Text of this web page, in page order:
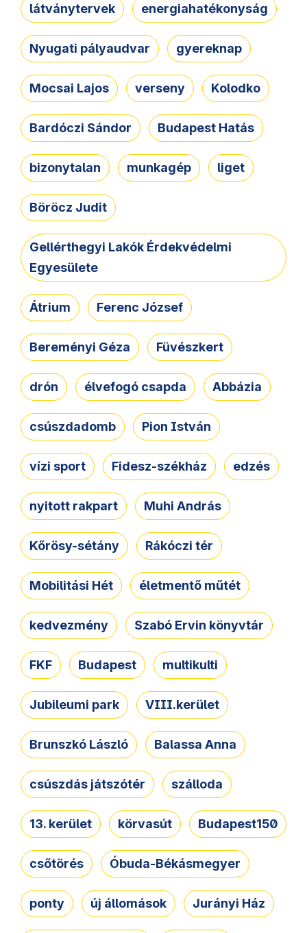
látványtervek energiahatékonyság
Nyugati pályaudvar gyereknap
Mocsai Lajos verseny Kolodko
Bardóczi Sándor Budapest Hatás
bizonytalan munkagép liget
Böröcz Judit
Gellérthegyi Lakók Érdekvédelmi
Egyesülete
Átrium Ferenc József
Bereményi Géza Füvészkert
drón élvefogó csapda Abbázia
csúszdadomb Pion István
vízi sport Fidesz-székház edzés
nyitott rakpart Muhi András
Kőrösy-sétány Rákóczi tér
Mobilitási Hét életmentő műtét
kedvezmény Szabó Ervin könyvtár
FKF Budapest multikulti
Jubileumi park VIII.kerület
Brunszkó László Balassa Anna
csúszdás játszótér szálloda
13. kerület körvasút Budapest150
csőtörés Óbuda-Békásmegyer
ponty új állomások Jurányi Ház